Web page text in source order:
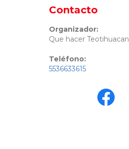
Contacto
Organizador:
Que hacer Teotihuacan
Teléfono:
5536633615